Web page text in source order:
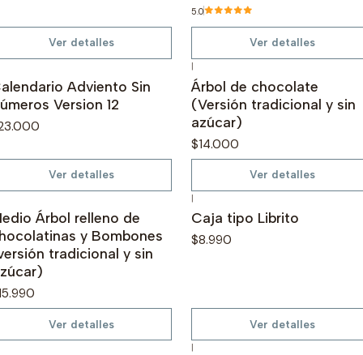
Ver detalles
5.0
Ver detalles
Adviento Sin
Version 12
Ver detalles
|
Árbol de chocolate
(Versión tradicional y sin
azúcar)
$14.000
Ver detalles
Árbol relleno de
y Bombones
tradicional y sin
Ver detalles
|
Caja tipo Librito
$8.990
Ver detalles
|